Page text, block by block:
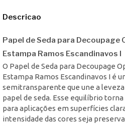
Descricao
Papel de Seda para Decoupage
Estampa Ramos Escandinavos I
O Papel de Seda para Decoupage
Estampa Ramos Escandinavos I é
semitransparente que une a
papel de seda. Esse equilíbrio
para aplicações em superfícies
intensidade das cores seja